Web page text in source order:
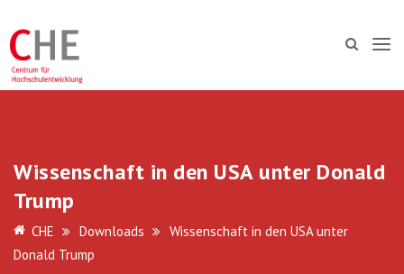
Wissenschaft in den USA unter Donald
Trump
CHE Downloads
Wissenschaft in den USA unter
Donald Trump